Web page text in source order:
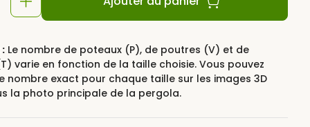
Le nombre de poteaux (P), de poutres (V) et de
varie en fonction de la taille choisie. Vous pouvez
nombre exact pour chaque taille sur les images 3D
la photo principale de la pergola.